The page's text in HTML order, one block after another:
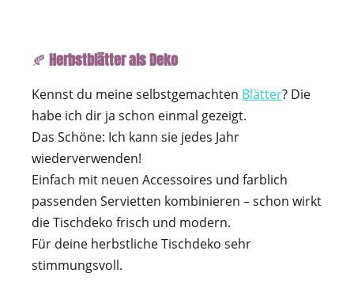
🍂 Herbstblätter als Deko
Kennst du meine selbstgemachten Blätter? Die
habe ich dir ja schon einmal gezeigt.
Das Schöne: Ich kann sie jedes Jahr
wiederverwenden!
Einfach mit neuen Accessoires und farblich
passenden Servietten kombinieren – schon wirkt
die Tischdeko frisch und modern.
Für deine herbstliche Tischdeko sehr
stimmungsvoll.